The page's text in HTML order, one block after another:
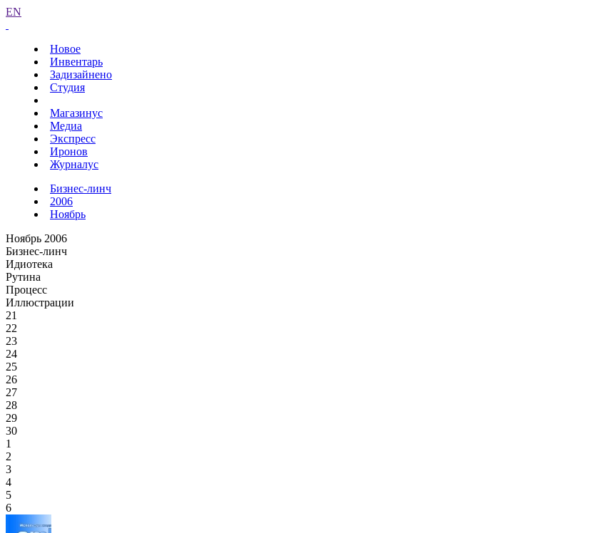
EN
Новое
Инвентарь
Задизайнено
Студия
Магазинус
Медиа
Экспресс
Иронов
Журналус
Бизнес-линч
2006
Ноябрь
Ноябрь 2006
Бизнес-линч
Идиотека
Рутина
Процесс
Иллюстрации
21
22
23
24
25
26
27
28
29
30
1
2
3
4
5
6